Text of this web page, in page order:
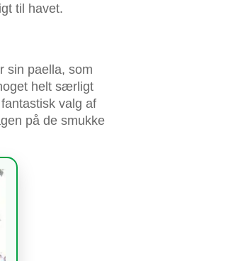
til havet.
sin paella, som
helt særligt
valg af
på de smukke